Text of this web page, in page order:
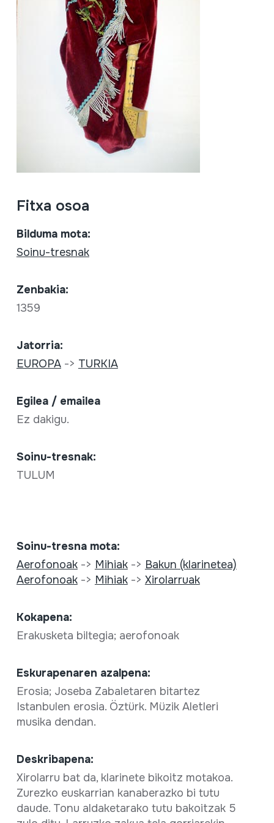
Fitxa osoa
Bilduma mota:
Soinu-tresnak
Zenbakia:
1359
Jatorria:
EUROPA-> TURKIA
Egilea / emailea
Ez dakigu.
Soinu-tresnak:
TULUM
Soinu-tresna mota:
Aerofonoak-> Mihiak-> Bakun (klarinetea)
Aerofonoak-> Mihiak-> Xirolarruak
Kokapena:
Erakusketa biltegia; aerofonoak
Eskurapenaren azalpena:
Erosia; Joseba Zabaletaren bitartez
Istanbulen erosia. Öztürk. Müzik Aletleri
musika dendan.
Deskribapena:
Xirolarru bat da, klarinete bikoitz motakoa.
Zurezko euskarrian kanaberazko bi tutu
daude. Tonu aldaketarako tutu bakoitzak 5